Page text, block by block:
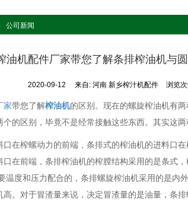
公司新闻
油机配件厂家带您了解条排榨油机与
2020-09-12 来自:河南 新乡榨汁机配件 浏览
家带您了解榨油机的区别。现在的螺旋榨油机有
的区别，毕竟不是经常接触这些东西。其实这两
在榨螺动力的前端，条排式的榨油机的进料口
在前端，条排榨油机的榨膛结构采用的是条式
温度和压力配合的，条排螺旋榨油机采用的是内
。对于冒渣量来说，决定冒渣量的是油量，条